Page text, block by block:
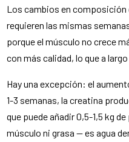
Los cambios en
requieren las mismas
porque el músculo no crece
con más calidad, lo que a
Hay una excepción: el
1-3 semanas, la creatina
que puede añadir 0,5-1,5 kg
músculo ni grasa — es agua